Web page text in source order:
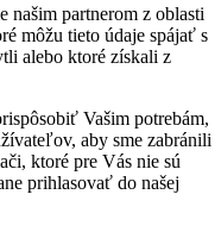
našim partnerom z oblasti
môžu tieto údaje spájať s
alebo ktoré získali z
Vašim potrebám,
aby sme zabránili
ktoré pre Vás nie sú
prihlasovať do našej